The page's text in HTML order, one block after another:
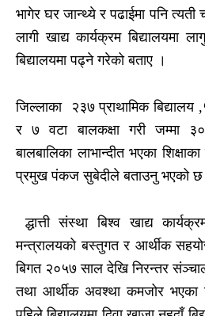
भागेर घर जान्थ्ये र पढाईमा पनि त्यती
लागी खाद्य कार्यक्रम बिद्यालयमा
बिद्यालयमा पढ्ने गरेको बताए ।
जिल्लाका २३७ प्राथामिक बिद्यालय
र ७ वटा बालकक्षा गरी जम्मा
बालबालिका लाभान्दीत भएका
प्रमुख पंकज सुबेदीले बताउनु भएको छ
द्धात्ती संस्था बिश्व खाद्य
मन्त्रालयको बस्तुगत र आर्थीक
बिगत २०५७ साल देखि निरन्तर
तथा आर्थीक अवश्था कमजोर भएका